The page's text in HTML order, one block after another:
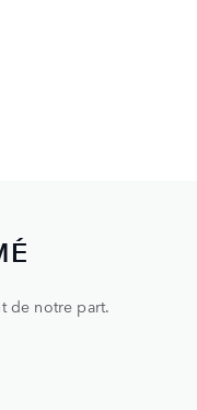
de notre part.